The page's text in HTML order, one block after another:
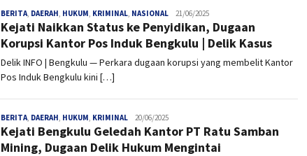
BERITA, DAERAH, HUKUM, KRIMINAL, NASIONAL admin
21/06/2025
Kejati Naikkan Status ke Penyidikan, Dugaan
Korupsi Kantor Pos Induk Bengkulu | Delik Kasus
Delik INFO | Bengkulu — Perkara dugaan korupsi yang membelit Kantor
Pos Induk Bengkulu kini […]
BERITA, DAERAH, HUKUM, KRIMINAL admin
20/06/2025
Kejati Bengkulu Geledah Kantor PT Ratu Samban
Mining, Dugaan Delik Hukum Mengintai